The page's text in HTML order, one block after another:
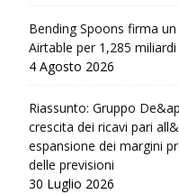
Bending Spoons firma
Airtable per 1,285
4 Agosto 2026
Riassunto: Gruppo
crescita dei ricavi pari
espansione dei margini
delle previsioni
30 Luglio 2026